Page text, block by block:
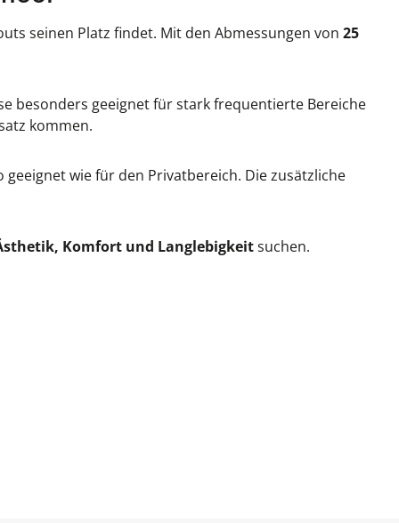
seinen Platz findet. Mit den Abmessungen von 25
besonders geeignet für stark frequentierte Bereiche
kommen.
geeignet wie für den Privatbereich. Die zusätzliche
Komfort und Langlebigkeitsuchen.